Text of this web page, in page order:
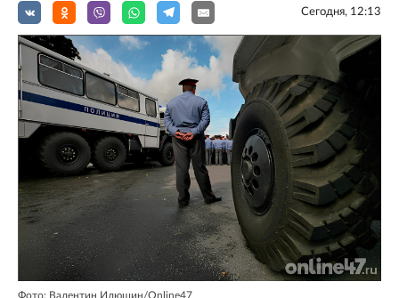
Сегодня, 12:13
Фото: Валентин Илюшин/Online47